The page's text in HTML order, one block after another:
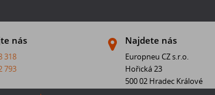
nás
318
793
Najdete nás
Europneu CZ s.r.o.
Hořická 23
500 02 Hradec Králové